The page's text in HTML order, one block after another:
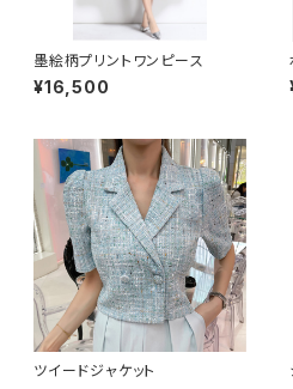
墨絵柄プリントワンピース
¥16,500
ツイードジャケット